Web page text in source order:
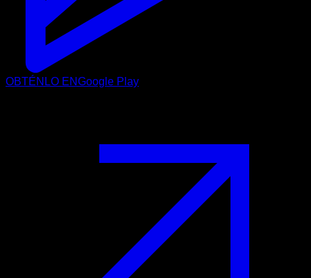
OBTÉNLO ENGoogle Play